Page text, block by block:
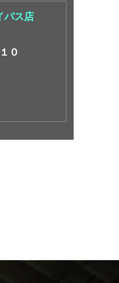
パス店
０